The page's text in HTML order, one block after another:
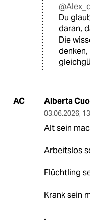
Du
daran,
Die
AC Alberta
03.06.2026,
Alt sein
Arbeitslos
Flüchtling
Krank sein
.